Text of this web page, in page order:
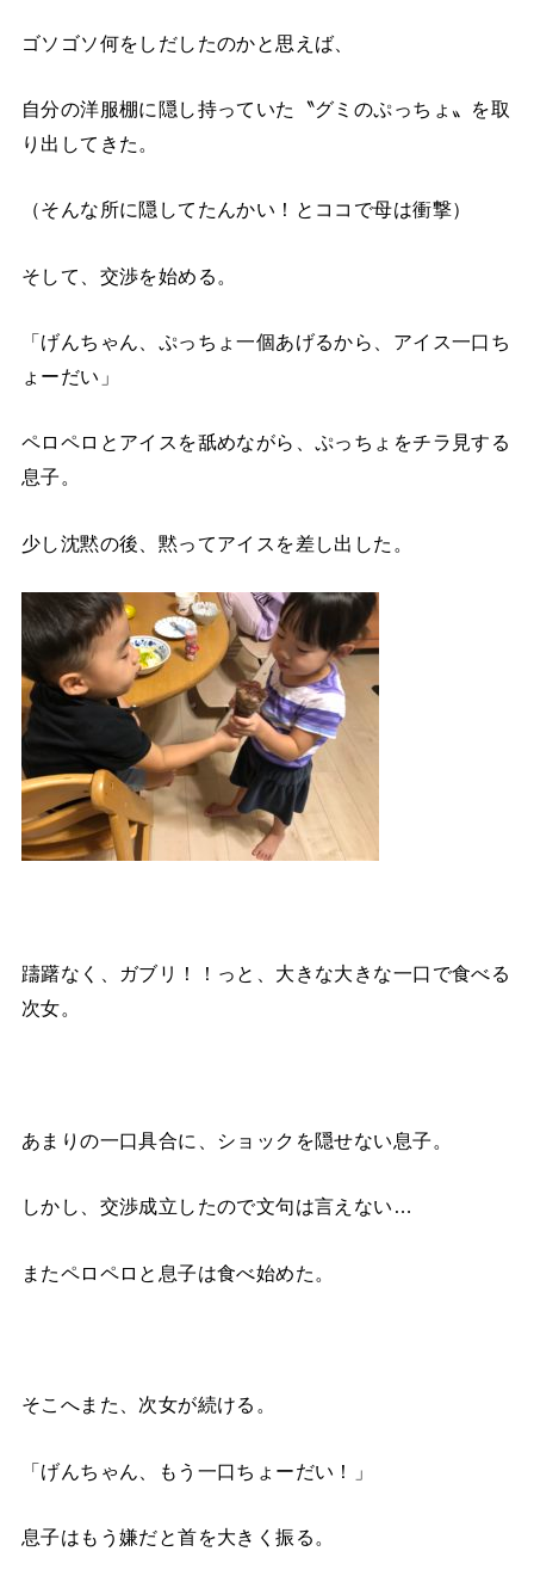
ゴソゴソ何をしだしたのかと思えば、
自分の洋服棚に隠し持っていた〝グミのぷっちょ〟を取
り出してきた。
（そんな所に隠してたんかい！とココで母は衝撃）
そして、交渉を始める。
「げんちゃん、ぷっちょ一個あげるから、アイス一口ち
ょーだい」
ペロペロとアイスを舐めながら、ぷっちょをチラ見する
息子。
少し沈黙の後、黙ってアイスを差し出した。
躊躇なく、ガブリ！！っと、大きな大きな一口で食べる
次女。
あまりの一口具合に、ショックを隠せない息子。
しかし、交渉成立したので文句は言えない…
またペロペロと息子は食べ始めた。
そこへまた、次女が続ける。
「げんちゃん、もう一口ちょーだい！」
息子はもう嫌だと首を大きく振る。